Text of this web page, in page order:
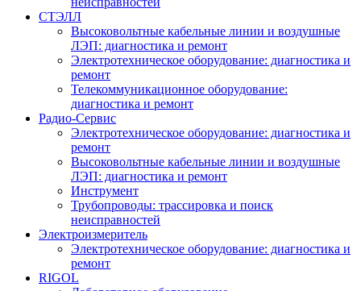
СТЭЛЛ
Высоковольтные кабельные линии и воздушные
ЛЭП: диагностика и ремонт
Электротехническое оборудование: диагностика и
ремонт
Телекоммуникационное оборудование:
диагностика и ремонт
Радио-Cервис
Электротехническое оборудование: диагностика и
ремонт
Высоковольтные кабельные линии и воздушные
ЛЭП: диагностика и ремонт
Инструмент
Трубопроводы: трассировка и поиск
неисправностей
Электроизмеритель
Электротехническое оборудование: диагностика и
ремонт
RIGOL